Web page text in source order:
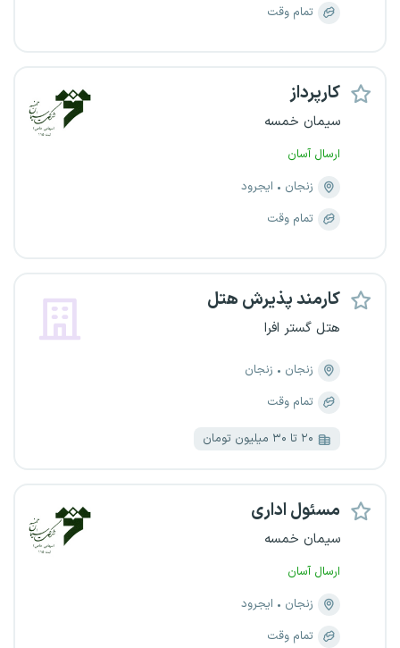
تمام وقت
کارپرداز
سیمان خمسه
ارسال آسان
زنجان
ایجرود
تمام وقت
کارمند پذیرش هتل
هتل گستر افرا
زنجان
زنجان
تمام وقت
۲۰ تا ۳۰ میلیون تومان
مسئول اداری
سیمان خمسه
ارسال آسان
زنجان
ایجرود
تمام وقت